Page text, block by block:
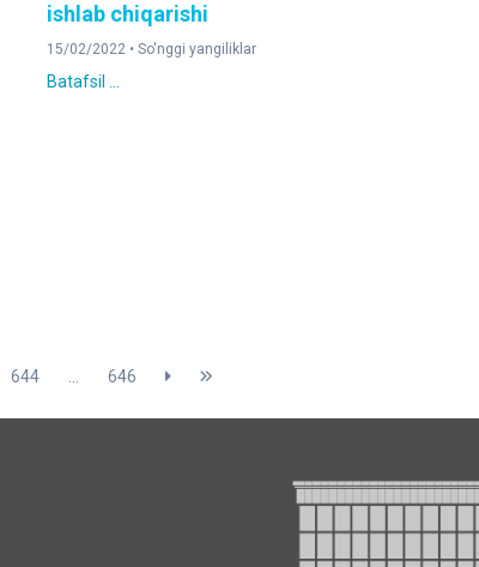
ishlab chiqarishi
15/02/2022 • So'nggi yangiliklar
Batafsil ...
644 ... 646